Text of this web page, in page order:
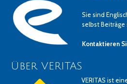
Sie sind
selbst Beiträge
Kontaktieren
Über VERITAS
VERITAS ist